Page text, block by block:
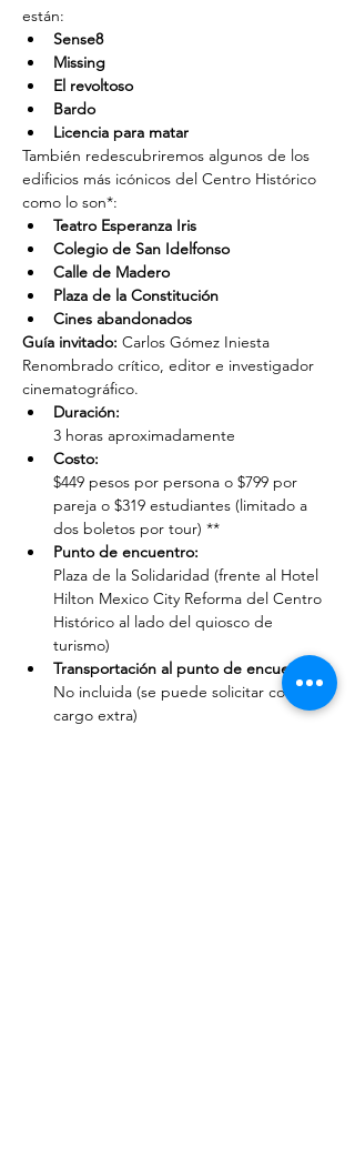
están:
Sense8
Missing
El revoltoso
Bardo
Licencia para matar
También redescubriremos algunos de los
edificios más icónicos del Centro Histórico
como lo son*:
Teatro Esperanza Iris
Colegio de San Idelfonso
Calle de Madero
Plaza de la Constitución
Cines abandonados
Guía invitado: Carlos Gómez Iniesta
Renombrado crítico, editor e investigador
cinematográfico.
Duración:
3 horas aproximadamente
Costo:
$449 pesos por persona o $799 por
pareja o $319 estudiantes (limitado a
dos boletos por tour) **
Punto de encuentro:
Plaza de la Solidaridad (frente al Hotel
Hilton Mexico City Reforma del Centro
Histórico al lado del quiosco de
turismo)
Transportación al punto de encuentro:
No incluida (se puede solicitar con un
cargo extra)